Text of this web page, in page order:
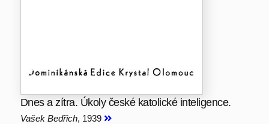
Dnes a zítra. Úkoly české katolické inteligence.
Vašek Bedřich, 1939